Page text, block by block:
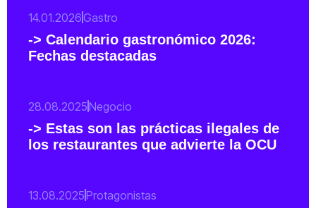
14.01.2026Gastro
-> Calendario gastronómico 2026:
Fechas destacadas
28.08.2025Negocio
-> Estas son las prácticas ilegales de
los restaurantes que advierte la OCU
13.08.2025Protagonistas